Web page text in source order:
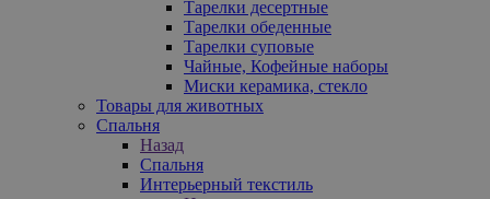
Тарелки десертные
Тарелки обеденные
Тарелки суповые
Чайные, Кофейные наборы
Миски керамика, стекло
Товары для животных
Спальня
Назад
Спальня
Интерьерный текстиль